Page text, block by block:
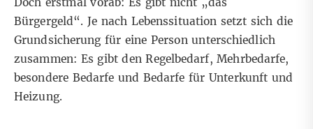
Bürgergeld“. Je nach Lebenssituation setzt sich die
Grundsicherung für eine Person unterschiedlich
zusammen: Es gibt den Regelbedarf, Mehrbedarfe,
besondere Bedarfe und Bedarfe für Unterkunft und
Heizung.